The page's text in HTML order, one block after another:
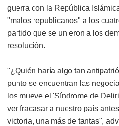
guerra con la República
"malos republicanos" a los
partido que se unieron a los
resolución.
"¿Quién haría algo tan
punto se encuentran las
los mueve el 'Síndrome de
ver fracasar a nuestro país
victoria, una más de tantas",